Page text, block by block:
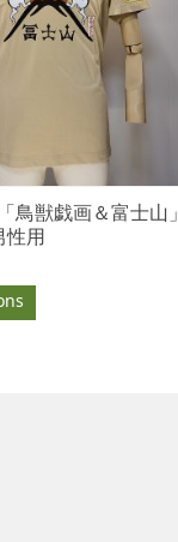
鳥獣戯画＆富士山」
性用